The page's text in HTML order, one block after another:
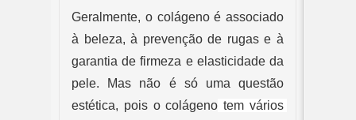
Geralmente, o colágeno é associado
à beleza, à prevenção de rugas e à
garantia de firmeza e elasticidade da
pele. Mas não é só uma questão
estética, pois o colágeno tem vários